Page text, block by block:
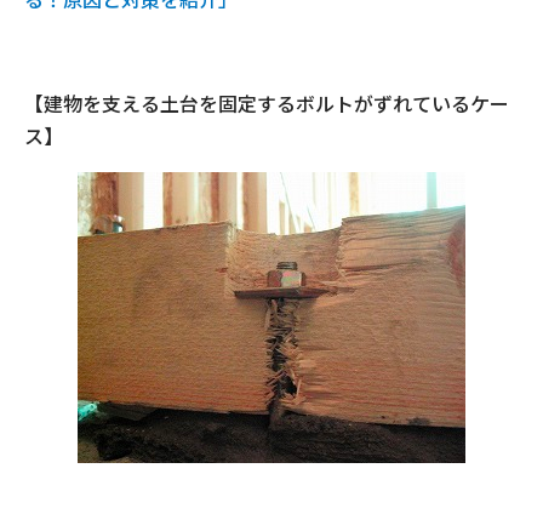
【建物を支える土台を固定するボルトがずれているケー
ス】